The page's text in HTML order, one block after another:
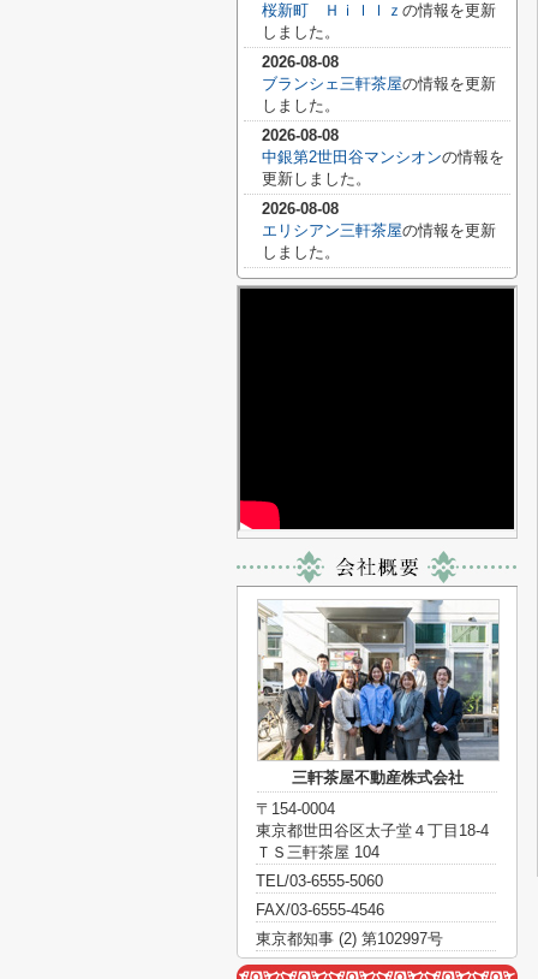
桜新町 Ｈｉｌｌｚ の情報を更新
しました。
2026-08-08
ブランシェ三軒茶屋の情報を更新
しました。
2026-08-08
中銀第2世田谷マンシオンの情報を
更新しました。
2026-08-08
エリシアン三軒茶屋の情報を更新
しました。
三軒茶屋不動産株式会社
〒154-0004
東京都世田谷区太子堂４丁目18-4
ＴＳ三軒茶屋 104
TEL/03-6555-5060
FAX/03-6555-4546
東京都知事 (2) 第102997号